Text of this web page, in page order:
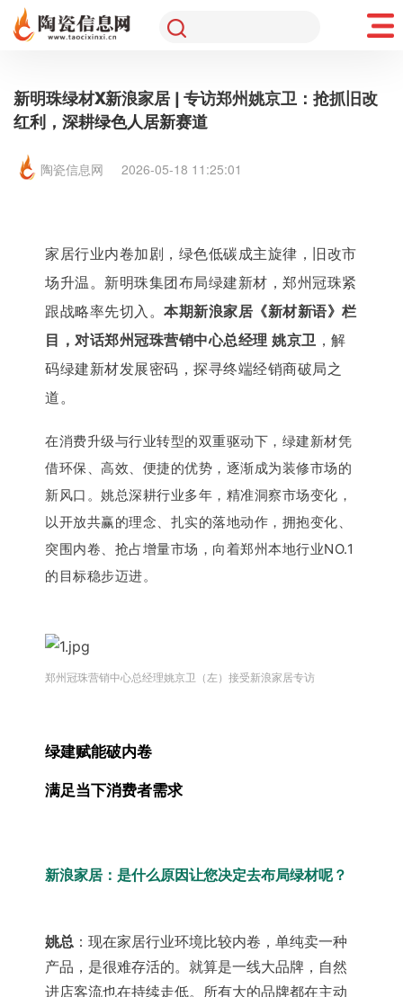
新明珠绿材X新浪家居 | 专访郑州姚京卫：抢抓旧改
红利，深耕绿色人居新赛道
陶瓷信息网 2026-05-18 11:25:01
家居行业内卷加剧，绿色低碳成主旋律，旧改市
场升温。新明珠集团布局绿建新材，郑州冠珠紧
跟战略率先切入。 本期新浪家居《新材新语》栏
目，对话郑州冠珠营销中心总经理 姚京卫 ，解
码绿建新材发展密码，探寻终端经销商破局之
道。
在消费升级与行业转型的双重驱动下，绿建新材凭
借环保、高效、便捷的优势，逐渐成为装修市场的
新风口。姚总深耕行业多年，精准洞察市场变化，
以开放共赢的理念、扎实的落地动作，拥抱变化、
突围内卷、抢占增量市场，向着郑州本地行业NO.1
的目标稳步迈进。
郑州冠珠营销中心总经理姚京卫（左）接受新浪家居专访
绿建赋能破内卷
满足当下消费者需求
新浪家居： 是什么原因让您决定去布局绿材呢？
姚总 ： 现在家居行业环境比较内卷，单纯卖一种
产品，是很难存活的。就算是一线大品牌，自然
进店客流也在持续走低。所有大的品牌都在主动